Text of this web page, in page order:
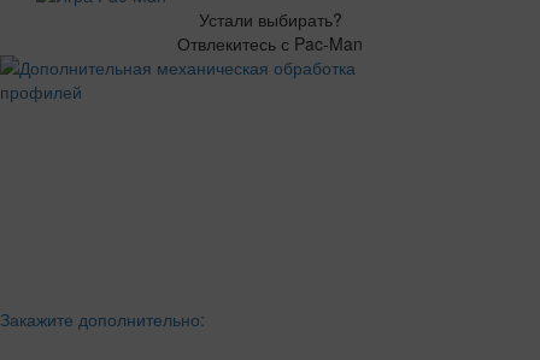
Устали выбирать?
Отвлекитесь с Pac-Man
Закажите дополнительно: